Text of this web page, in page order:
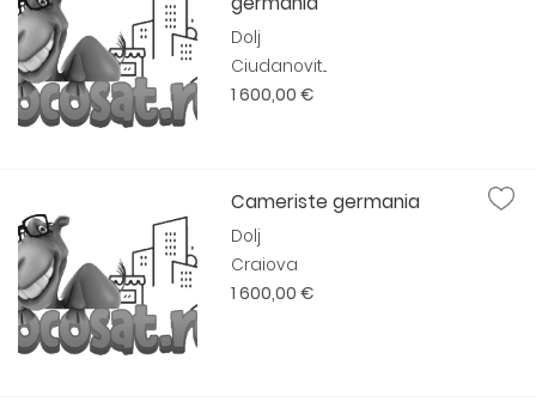
Dolj
Ciudanovit...
1 600,00 €
Cameriste germania
Dolj
Craiova
1 600,00 €